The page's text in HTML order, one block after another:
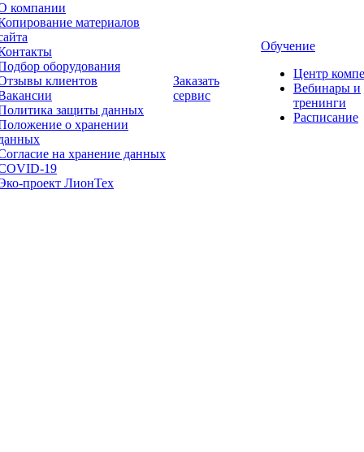
компании
материалов
оборудования
клиентов
защиты данных
о хранении
на хранение данных
19
проект ЛионТех
Заказать
сервис
Обучение
Центр
Вебинары и
тренинги
Расписание